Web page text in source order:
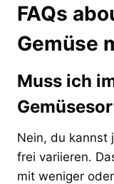
FAQs
Gemüse
Muss ich
Nein, du kannst
frei variieren.
mit weniger